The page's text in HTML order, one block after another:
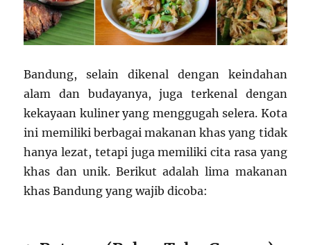
Bandung, selain dikenal dengan keindahan
alam dan budayanya, juga terkenal dengan
kekayaan kuliner yang menggugah selera. Kota
ini memiliki berbagai makanan khas yang tidak
hanya lezat, tetapi juga memiliki cita rasa yang
khas dan unik. Berikut adalah lima makanan
khas Bandung yang wajib dicoba: